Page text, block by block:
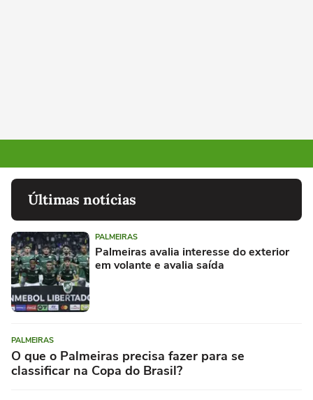
Últimas notícias
PALMEIRAS
Palmeiras avalia interesse do exterior
em volante e avalia saída
PALMEIRAS
O que o Palmeiras precisa fazer para se
classificar na Copa do Brasil?